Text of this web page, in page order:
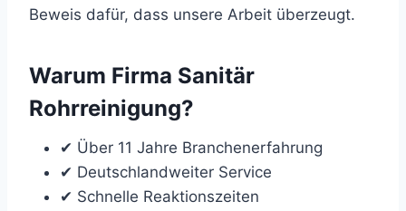
Beweis dafür, dass unsere Arbeit überzeugt.
Warum Firma Sanitär
Rohrreinigung?
✔ Über 11 Jahre Branchenerfahrung
✔ Deutschlandweiter Service
✔ Schnelle Reaktionszeiten